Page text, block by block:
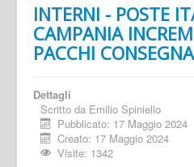
INTERNI - POSTE
CAMPANIA
PACCHI
Dettagli
Scritto da Emilio Spiniello
Pubblicato: 17 Maggio 2024
Creato: 17 Maggio 2024
Visite: 1342